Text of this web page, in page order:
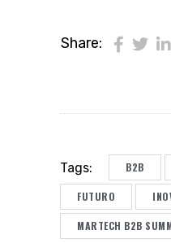
Share:
Tags: B2B
FUTURO
MARTECH B2B